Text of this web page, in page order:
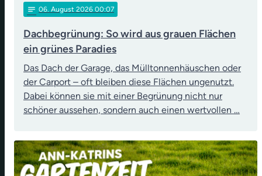
notes 06 . August 2026 00:07
Dachbegrünung: So wird aus grauen Flächen
ein grünes Paradies
Das Dach der Garage, das Mülltonnenhäuschen oder
der Carport – oft bleiben diese Flächen ungenutzt.
Dabei können sie mit einer Begrünung nicht nur
schöner aussehen, sondern auch einen wertvollen …